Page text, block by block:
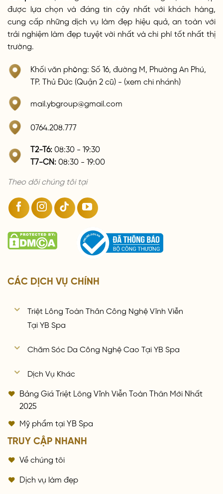
được lựa chọn và đáng tin cậy nhất với khách hàng,
cung cấp những dịch vụ làm đẹp hiệu quả, an toàn với
trải nghiệm làm đẹp tuyệt vời nhất và chi phí tốt nhất thị
trường.
Khối văn phòng: Số 16, đường M, Phường An Phú,
TP. Thủ Đức (Quận 2 cũ) - (xem chi nhánh)
mail.ybgroup@gmail.com
0764.208.777
T2-T6: 08:30 - 19:30
T7-CN: 08:30 - 19:00
Theo dõi chúng tôi tại
CÁC DỊCH VỤ CHÍNH
Triệt Lông Toàn Thân Công Nghệ Vĩnh Viễn
Tại YB Spa
Chăm Sóc Da Công Nghệ Cao Tại YB Spa
Dịch Vụ Khác
Bảng Giá Triệt Lông Vĩnh Viễn Toàn Thân Mới Nhất
2025
Mỹ phẩm tại YB Spa
TRUY CẬP NHANH
Về chúng tôi
Dịch vụ làm đẹp